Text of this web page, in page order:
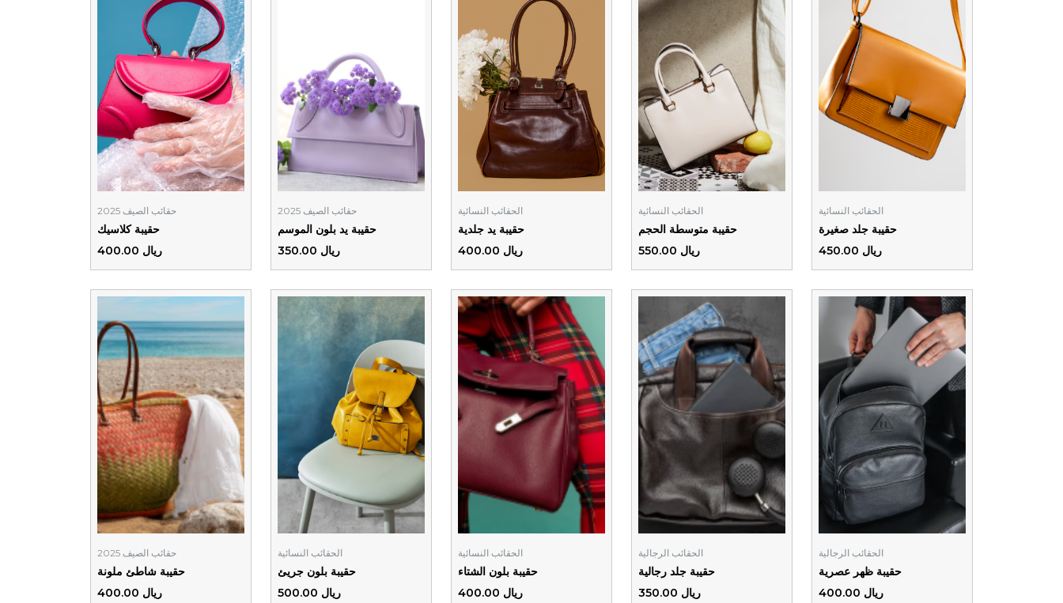
حقائب الصيف 2025
حقيبة كلاسيك
ريال 400.00
حقائب الصيف 2025
حقيبة يد بلون الموسم
ريال 350.00
الحقائب النسائية
حقيبة يد جلدية
ريال 400.00
الحقائب النسائية
حقيبة متوسطة الحجم
ريال 550.00
الحقائب النسائية
حقيبة جلد صغيرة
ريال 450.00
حقائب الصيف 2025
حقيبة شاطئ ملونة
ريال 400.00
الحقائب النسائية
حقيبة بلون جريئ
ريال 500.00
الحقائب النسائية
حقيبة بلون الشتاء
ريال 400.00
الحقائب الرجالية
حقيبة جلد رجالية
ريال 350.00
الحقائب الرجالية
حقيبة ظهر عصرية
ريال 400.00